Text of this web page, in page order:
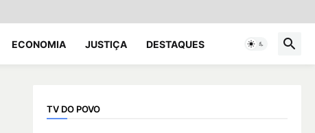
ECONOMIA JUSTIÇA DESTAQUES
TV DO POVO